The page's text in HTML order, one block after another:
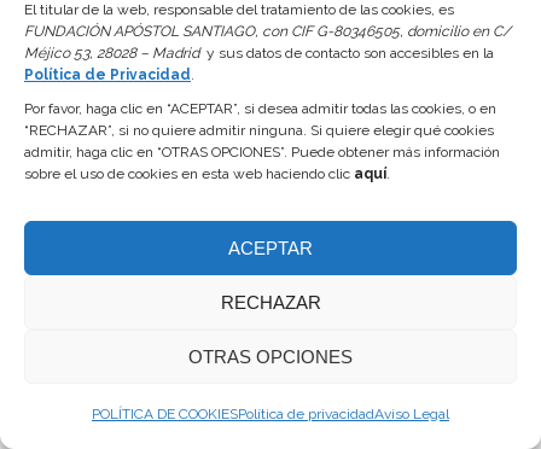
El titular de la web, responsable del tratamiento de las cookies, es
FUNDACIÓN APÓSTOL SANTIAGO, con CIF G-80346505, domicilio en C/
Méjico 53, 28028 – Madridy sus datos de contacto son accesibles en la
Política de Privacidad.
Por favor, haga clic en “ACEPTAR”, si desea admitir todas las cookies, o en
“RECHAZAR”, si no quiere admitir ninguna. Si quiere elegir qué cookies
admitir, haga clic en “OTRAS OPCIONES”. Puede obtener más información
sobre el uso de cookies en esta web haciendo clic aquí.
ACEPTAR
RECHAZAR
OTRAS OPCIONES
POLÍTICA DE COOKIESPolítica de privacidadAviso Legal
Estimado Beneficiario: Esperamos que tanto usted
como su familia, se encuentren bien y muy pronto
volver a disfrutar de nuestro Centro de Deportes.
Puede consultar en nuestra Web las
recomendaciones de higiene, salud y patologías,
en templos católicos, el día a día y en general
muchos de los protocolos…